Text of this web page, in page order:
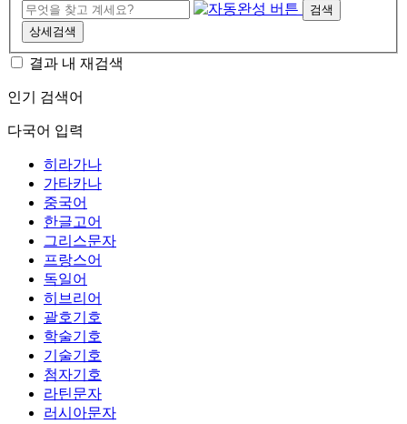
검색
상세검색
결과 내 재검색
인기 검색어
다국어 입력
히라가나
가타카나
중국어
한글고어
그리스문자
프랑스어
독일어
히브리어
괄호기호
학술기호
기술기호
첨자기호
라틴문자
러시아문자